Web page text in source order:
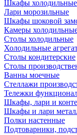
Шкафы холодильные
Лари морозильные
Шкафы шоковой
Камеры
Столы холодильные
Холодильные
Столы кондитерские
Столы
Ванны моечные
Стеллажи
Тележки
Шкафы, лари и
Шкафы и лари
Полки настенные
Подтоварники,